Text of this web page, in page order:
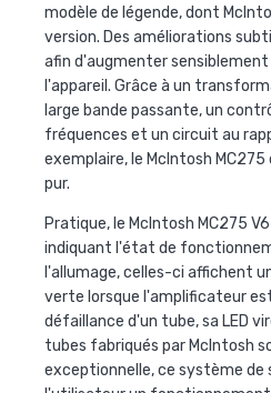
modèle de légende, dont
version. Des améliorations
afin d'augmenter
l'appareil. Grâce à un
large bande passante, un
fréquences et un circuit au
exemplaire, le McIntosh
pur.
Pratique, le McIntosh MC275
indiquant l'état de
l'allumage, celles-ci affichent
verte lorsque l'amplificateur
défaillance d'un tube, sa LED
tubes fabriqués par McIntosh
exceptionnelle, ce système